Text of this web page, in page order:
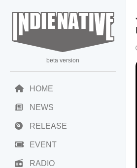
beta version
HOME
NEWS
RELEASE
EVENT
RADIO